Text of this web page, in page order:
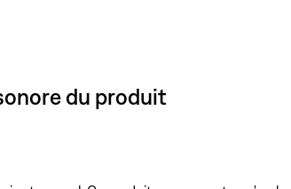
du produit